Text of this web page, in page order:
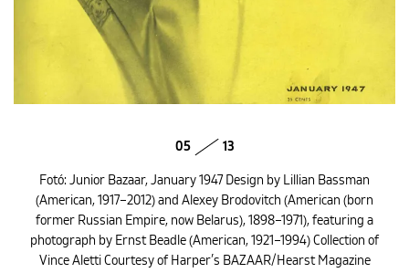
05 13
Fotó: Junior Bazaar, January 1947 Design by Lillian Bassman
(American, 1917–2012) and Alexey Brodovitch (American (born
former Russian Empire, now Belarus), 1898–1971), featuring a
photograph by Ernst Beadle (American, 1921–1994) Collection of
Vince Aletti Courtesy of Harper’s BAZAAR/Hearst Magazine